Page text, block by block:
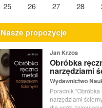
25
26 27 28
Nasze propozycje
Jan Krzos
Obróbka
narzędziami
Wydawnictwo
Poradnik
narzędziami